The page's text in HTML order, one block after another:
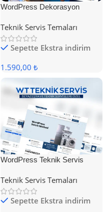
WordPress Dekorasyon
Teknik Servis Temaları
Sepette Ekstra indirim
1.590,00 ₺
WordPress Teknik Servis
Teknik Servis Temaları
Sepette Ekstra indirim